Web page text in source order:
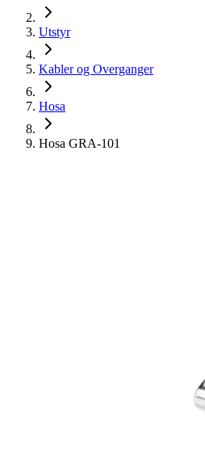
Utstyr
Kabler og Overganger
Hosa
Hosa GRA-101